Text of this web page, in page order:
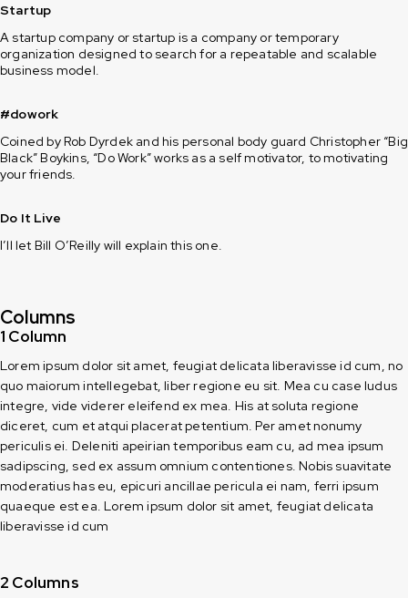
Startup
A startup company or startup is a company or temporary
organization designed to search for a repeatable and scalable
business model.
#dowork
Coined by Rob Dyrdek and his personal body guard Christopher “Big
Black” Boykins, “Do Work” works as a self motivator, to motivating
your friends.
Do It Live
I’ll let Bill O’Reilly will explain this one.
Columns
1 Column
Lorem ipsum dolor sit amet, feugiat delicata liberavisse id cum, no
quo maiorum intellegebat, liber regione eu sit. Mea cu case ludus
integre, vide viderer eleifend ex mea. His at soluta regione
diceret, cum et atqui placerat petentium. Per amet nonumy
periculis ei. Deleniti apeirian temporibus eam cu, ad mea ipsum
sadipscing, sed ex assum omnium contentiones. Nobis suavitate
moderatius has eu, epicuri ancillae pericula ei nam, ferri ipsum
quaeque est ea. Lorem ipsum dolor sit amet, feugiat delicata
liberavisse id cum
2 Columns